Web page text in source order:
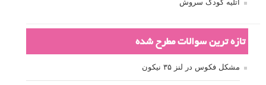
آتلیه کودک سروش
تازه ترین سوالات مطرح شده
مشکل فکوس در لنز ۳۵ نیکون